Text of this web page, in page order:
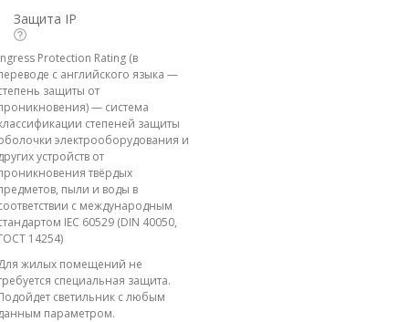
Защита IP
Protection Rating (в
с английского языка —
защиты от
— система
степеней защиты
электрооборудования и
устройств от
твёрдых
пыли и воды в
с международным
IEC 60529 (DIN 40050,
14254)
жилых помещений не
специальная защита.
светильник с любым
параметром.